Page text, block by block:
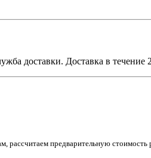
доставки. Доставка в течение
рассчитаем предварительную